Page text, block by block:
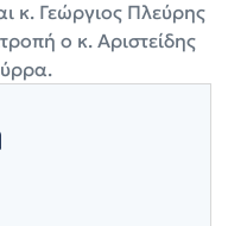
κ. Γεώργιος Πλεύρης
ο κ. Αριστείδης